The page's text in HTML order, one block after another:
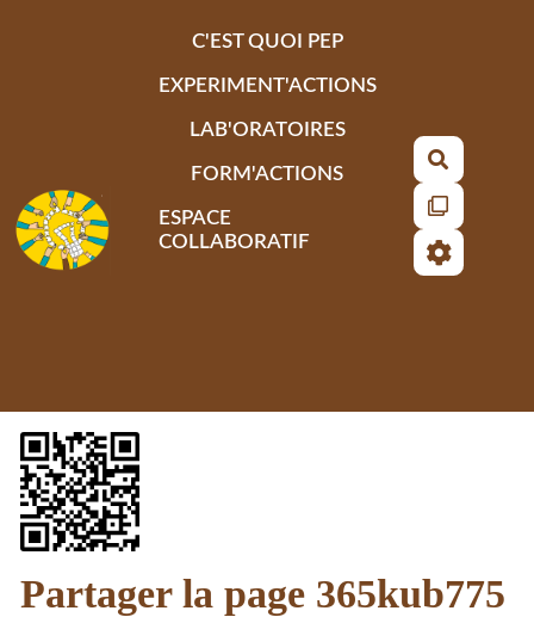
C'EST QUOI PEP
EXPERIMENT'ACTIONS
LAB'ORATOIRES
FORM'ACTIONS
ESPACE
COLLABORATIF
Partager la page 365kub775